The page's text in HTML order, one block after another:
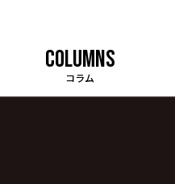
COLUMNS
コラム